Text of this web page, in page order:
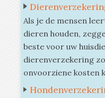
Als je de mensen
dieren houden,
beste voor uw
dierenverzekering
onvoorziene kosten